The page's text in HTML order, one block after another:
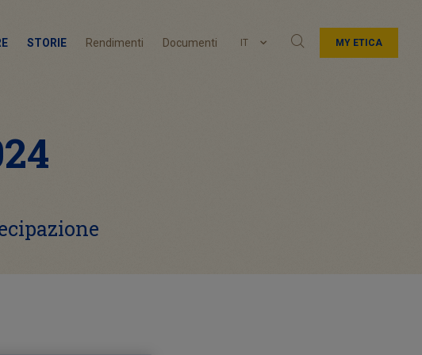
STORIE Rendimenti Documenti IT MY ETICA